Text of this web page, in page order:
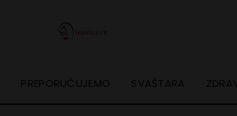
PREPORUČUJEMO SVAŠTARA